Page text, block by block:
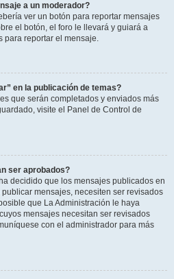
a un moderador?
ver un botón para reportar mensajes
el botón, el foro le llevará y guiará a
para reportar el mensaje.
en la publicación de temas?
que serán completados y enviados más
visite el Panel de Control de
ser aprobados?
decidido que los mensajes publicados en
mensajes, necesiten ser revisados
que La Administración le haya
mensajes necesitan ser revisados
con el administrador para más